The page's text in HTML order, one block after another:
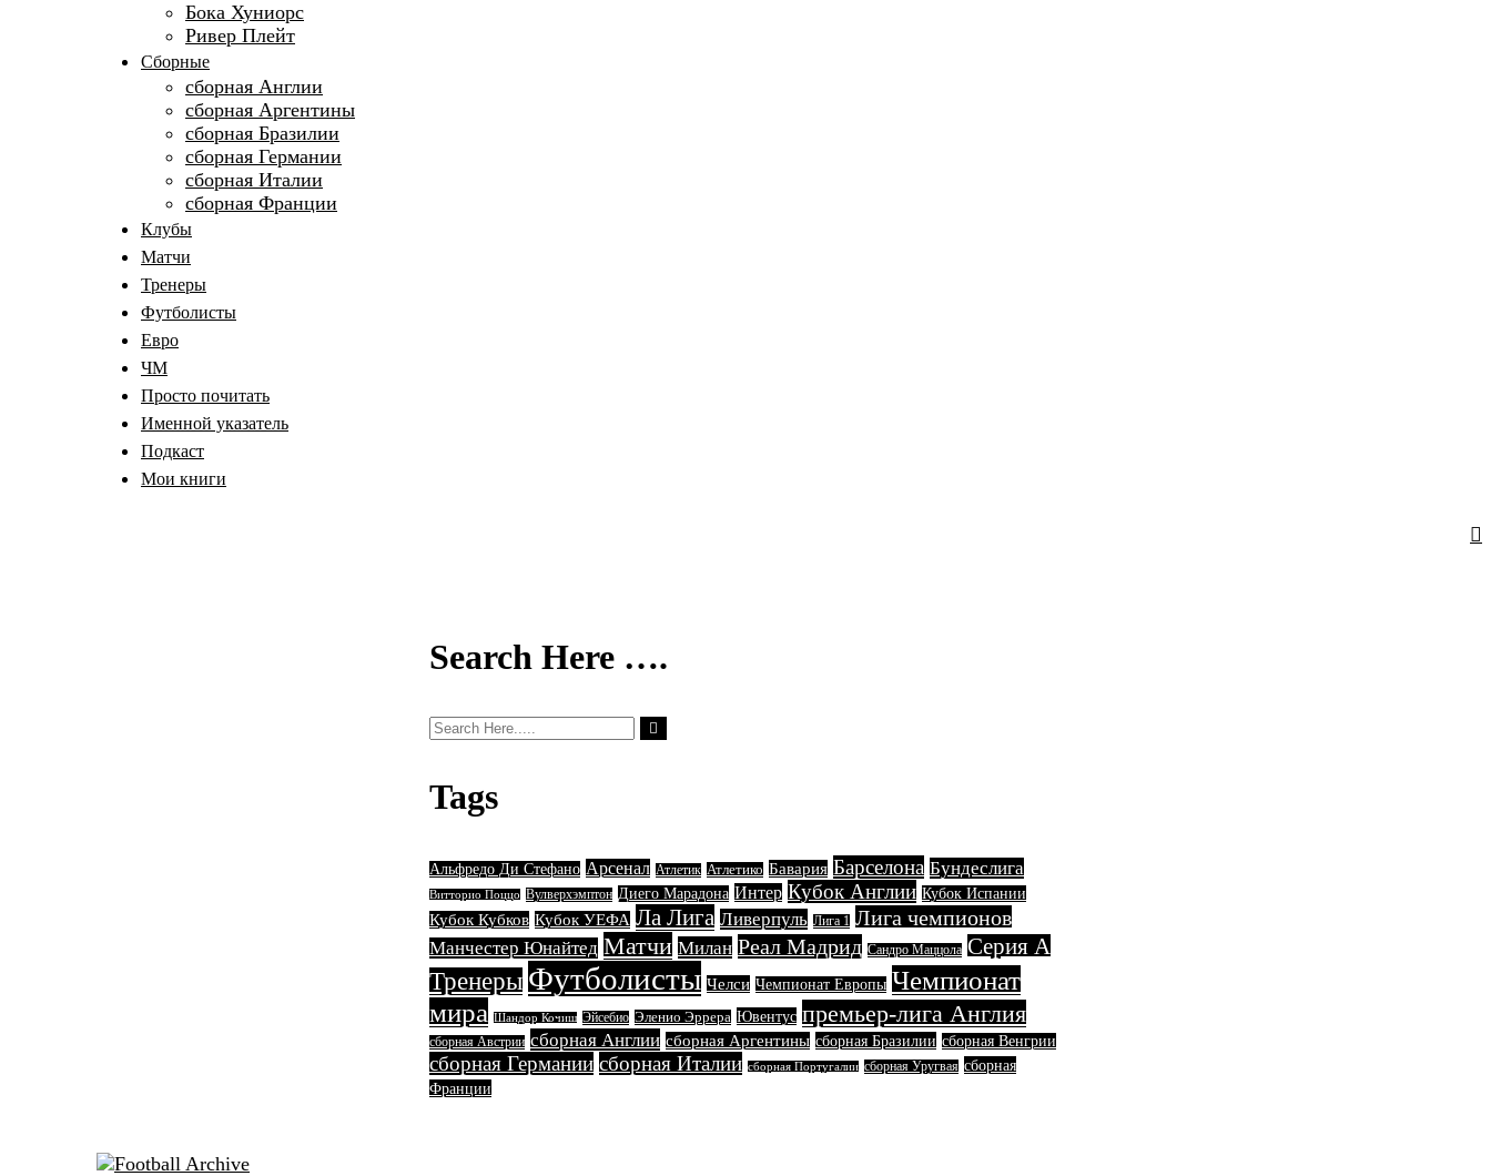
Бока Хуниорс
Ривер Плейт
Сборные
сборная Англии
сборная Аргентины
сборная Бразилии
сборная Германии
сборная Италии
сборная Франции
Клубы
Матчи
Тренеры
Футболисты
Евро
ЧМ
Просто почитать
Именной указатель
Подкаст
Мои книги
Search Here ….
Tags
Альфредо Ди Стефано Арсенал Атлетик Атлетико Бавария Барселона Бундеслига
Витторио Поццо Вулверхэмптон Диего Марадона Интер Кубок Англии Кубок Испании
Кубок Кубков Кубок УЕФА Ла Лига Ливерпуль Лига 1 Лига чемпионов
Манчестер Юнайтед Матчи Милан Реал Мадрид Сандро Маццола Серия А
Тренеры Футболисты Челси Чемпионат Европы Чемпионат
мира Шандор Кочиш Эйсебио Эленио Эррера Ювентус премьер-лига Англия
сборная Австрии сборная Англии сборная Аргентины сборная Бразилии сборная Венгрии
сборная Германии сборная Италии сборная Португалии сборная Уругвая сборная
Франции